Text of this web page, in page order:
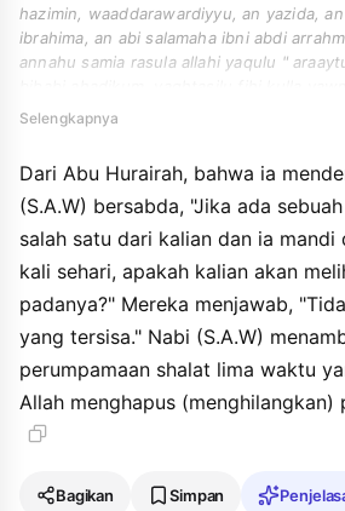
hazimin, waaddarawardiyyu, an yazida,
ibrahima, an abi salamaha ibni abdi
annahu samia rasula allahi yaqulu "
taqulu dzalika yubqi min daranihi ". qalu la
Selengkapnya
Dari Abu Hurairah, bahwa ia
(S.A.W) bersabda, "Jika ada
salah satu dari kalian dan ia mandi
kali sehari, apakah kalian akan
padanya?" Mereka menjawab,
yang tersisa." Nabi (S.A.W)
perumpamaan shalat lima waktu
Allah menghapus (menghilangkan)
Bagikan Simpan